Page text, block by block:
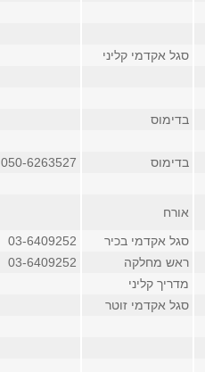
סגל אקדמי קליני
בדימוס
בדימוס
050-6263527
אורח
סגל אקדמי בכיר 03-6409252
ראש מחלקה 03-6409252
מדריך קליני
סגל אקדמי זוטר